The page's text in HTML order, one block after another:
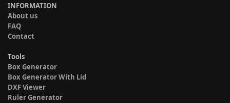
INFORMATION
About us
FAQ
Contact
Tools
Box Generator
Box Generator With Lid
DXF Viewer
Ruler Generator